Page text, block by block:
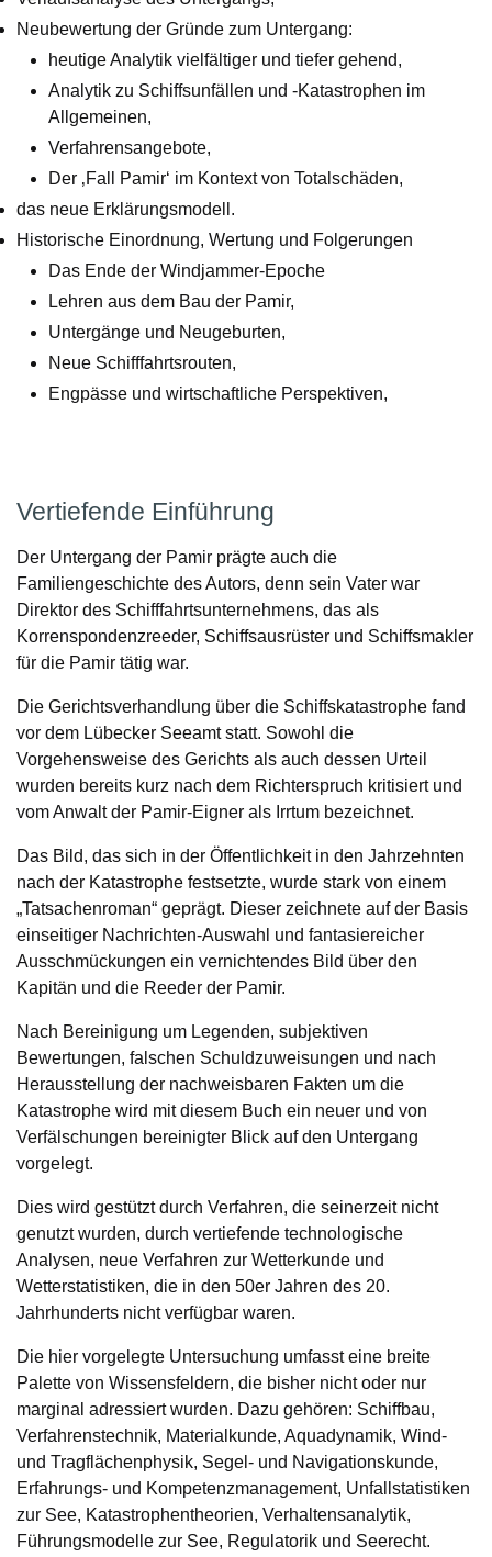
Neubewertung der Gründe zum Untergang:
heutige Analytik vielfältiger und tiefer gehend,
Analytik zu Schiffsunfällen und -Katastrophen im
Allgemeinen,
Verfahrensangebote,
Der ‚Fall Pamir‘ im Kontext von Totalschäden,
das neue Erklärungsmodell.
Historische Einordnung, Wertung und Folgerungen
Das Ende der Windjammer-Epoche
Lehren aus dem Bau der Pamir,
Untergänge und Neugeburten,
Neue Schifffahrtsrouten,
Engpässe und wirtschaftliche Perspektiven,
Vertiefende Einführung
Der Untergang der Pamir prägte auch die
Familiengeschichte des Autors, denn sein Vater war
Direktor des Schifffahrtsunternehmens, das als
Korrenspondenzreeder, Schiffsausrüster und Schiffsmakler
für die Pamir tätig war.
Die Gerichtsverhandlung über die Schiffskatastrophe fand
vor dem Lübecker Seeamt statt. Sowohl die
Vorgehensweise des Gerichts als auch dessen Urteil
wurden bereits kurz nach dem Richterspruch kritisiert und
vom Anwalt der Pamir-Eigner als Irrtum bezeichnet.
Das Bild, das sich in der Öffentlichkeit in den Jahrzehnten
nach der Katastrophe festsetzte, wurde stark von einem
„Tatsachenroman“ geprägt. Dieser zeichnete auf der Basis
einseitiger Nachrichten-Auswahl und fantasiereicher
Ausschmückungen ein vernichtendes Bild über den
Kapitän und die Reeder der Pamir.
Nach Bereinigung um Legenden, subjektiven
Bewertungen, falschen Schuldzuweisungen und nach
Herausstellung der nachweisbaren Fakten um die
Katastrophe wird mit diesem Buch ein neuer und von
Verfälschungen bereinigter Blick auf den Untergang
vorgelegt.
Dies wird gestützt durch Verfahren, die seinerzeit nicht
genutzt wurden, durch vertiefende technologische
Analysen, neue Verfahren zur Wetterkunde und
Wetterstatistiken, die in den 50er Jahren des 20.
Jahrhunderts nicht verfügbar waren.
Die hier vorgelegte Untersuchung umfasst eine breite
Palette von Wissensfeldern, die bisher nicht oder nur
marginal adressiert wurden. Dazu gehören: Schiffbau,
Verfahrenstechnik, Materialkunde, Aquadynamik, Wind-
und Tragflächenphysik, Segel- und Navigationskunde,
Erfahrungs- und Kompetenzmanagement, Unfallstatistiken
zur See, Katastrophentheorien, Verhaltensanalytik,
Führungsmodelle zur See, Regulatorik und Seerecht.